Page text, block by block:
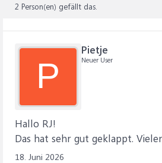
2 Person(en) gefällt das.
P
Pietje
Neuer User
Hallo RJ!
Das hat sehr gut geklappt.
18. Juni 2026